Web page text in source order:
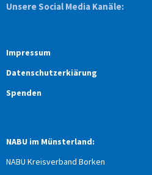
Unsere Social Media Kanäle:
Impressum
Datenschutzerkiärung
Spenden
NABU im Münsterland:
NABU Kreisverband Borken